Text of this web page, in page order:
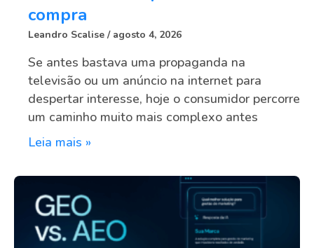
compra
Leandro Scalise agosto 4, 2026
Se antes bastava uma propaganda na
televisão ou um anúncio na internet para
despertar interesse, hoje o consumidor percorre
um caminho muito mais complexo antes
Leia mais »